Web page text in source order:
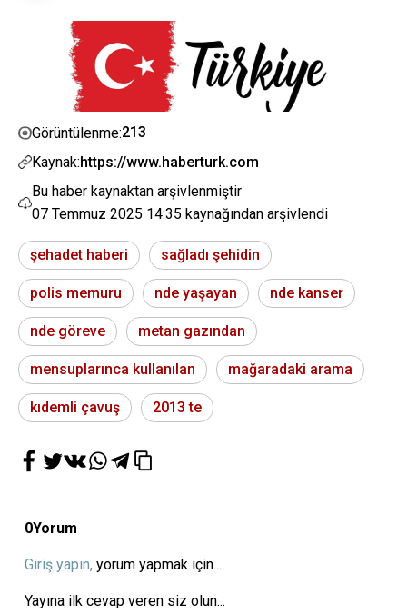
Görüntülenme:213
Kaynak:https://www.haberturk.com
Bu haber kaynaktan arşivlenmiştir
07 Temmuz 2025 14:35 kaynağından arşivlendi
şehadet haberi sağladı şehidin
polis memuru nde yaşayan nde kanser
nde göreve metan gazından
mensuplarınca kullanılan mağaradaki arama
kıdemli çavuş 2013 te
0Yorum
Giriş yapın, yorum yapmak için...
Yayına ilk cevap veren siz olun...